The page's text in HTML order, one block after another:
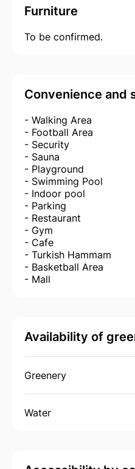
Furniture
To be confirmed.
Convenience and
- Walking Area
- Football Area
- Security
- Sauna
- Playground
- Swimming Pool
- Indoor pool
- Parking
- Restaurant
- Gym
- Cafe
- Turkish Hammam
- Basketball Area
- Mall
Availability of
Greenery
Water